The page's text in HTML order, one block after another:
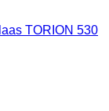
TORION 530